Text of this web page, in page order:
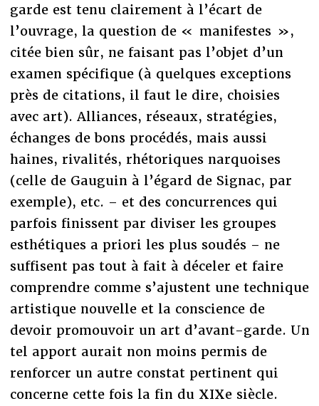
garde est tenu clairement à l’écart de
l’ouvrage, la question de « manifestes »,
citée bien sûr, ne faisant pas l’objet d’un
examen spécifique (à quelques exceptions
près de citations, il faut le dire, choisies
avec art). Alliances, réseaux, stratégies,
échanges de bons procédés, mais aussi
haines, rivalités, rhétoriques narquoises
(celle de Gauguin à l’égard de Signac, par
exemple), etc. – et des concurrences qui
parfois finissent par diviser les groupes
esthétiques a priori les plus soudés – ne
suffisent pas tout à fait à déceler et faire
comprendre comme s’ajustent une technique
artistique nouvelle et la conscience de
devoir promouvoir un art d’avant-garde. Un
tel apport aurait non moins permis de
renforcer un autre constat pertinent qui
concerne cette fois la fin du XIXe siècle.